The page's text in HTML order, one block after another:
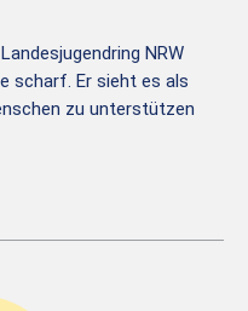
NRW
scharf. Er sieht es als
zu unterstützen